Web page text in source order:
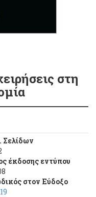
στη
Σελίδων
έκδοσης εντύπου
στον Εύδοξο